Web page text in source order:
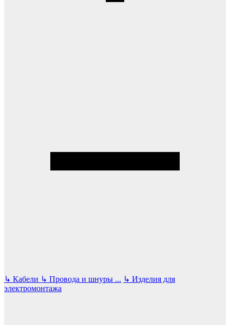
↳ Кабели ↳ Провода и шнуры ... ↳ Изделия для
электромонтажа